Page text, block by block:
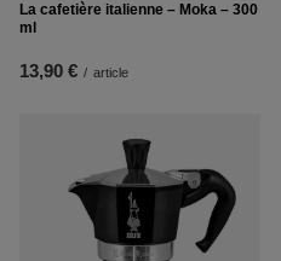
La cafetière italienne – Moka – 300
ml
13,90 € / article